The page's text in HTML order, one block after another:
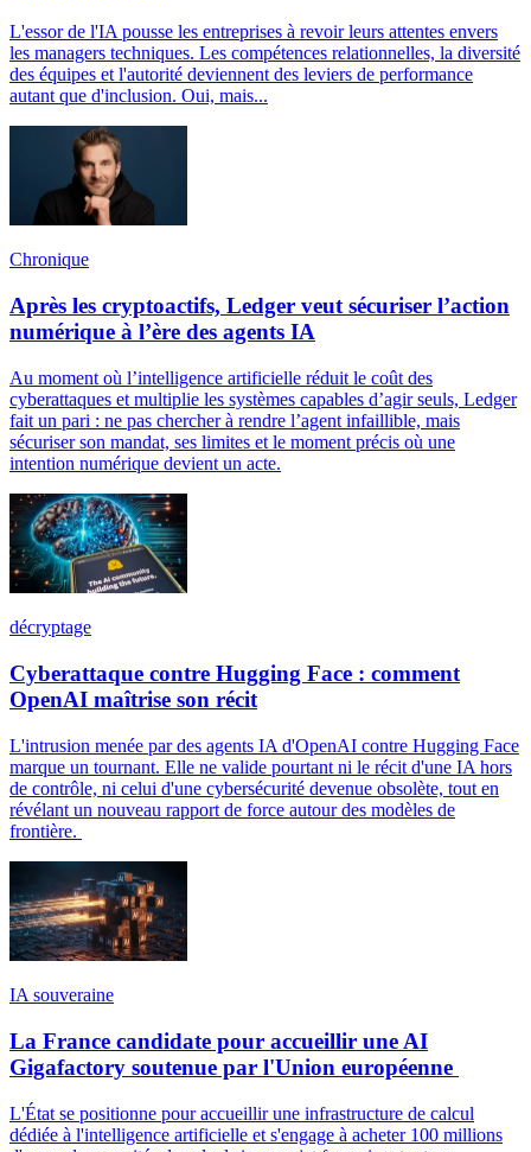
L'essor de l'IA pousse les entreprises à revoir leurs attentes envers
les managers techniques. Les compétences relationnelles, la diversité
des équipes et l'autorité deviennent des leviers de performance
autant que d'inclusion. Oui, mais...
Chronique
Après les cryptoactifs, Ledger veut sécuriser l’action
numérique à l’ère des agents IA
Au moment où l’intelligence artificielle réduit le coût des
cyberattaques et multiplie les systèmes capables d’agir seuls, Ledger
fait un pari : ne pas chercher à rendre l’agent infaillible, mais
sécuriser son mandat, ses limites et le moment précis où une
intention numérique devient un acte.
décryptage
Cyberattaque contre Hugging Face : comment
OpenAI maîtrise son récit
L'intrusion menée par des agents IA d'OpenAI contre Hugging Face
marque un tournant. Elle ne valide pourtant ni le récit d'une IA hors
de contrôle, ni celui d'une cybersécurité devenue obsolète, tout en
révélant un nouveau rapport de force autour des modèles de
frontière.
IA souveraine
La France candidate pour accueillir une AI
Gigafactory soutenue par l'Union européenne
L'État se positionne pour accueillir une infrastructure de calcul
dédiée à l'intelligence artificielle et s'engage à acheter 100 millions